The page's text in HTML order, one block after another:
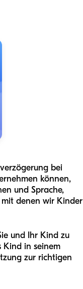
bei
können,
und Sprache,
denen wir Kinder
und Ihr Kind zu
Kind in seinem
zur richtigen